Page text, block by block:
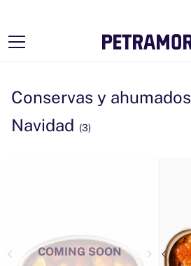
Conservas y ahumados
Navidad (3)
COMING SOON